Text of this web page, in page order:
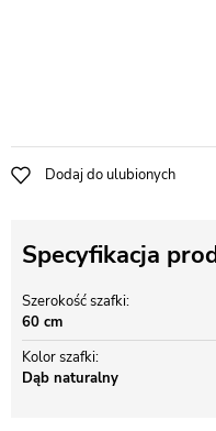
Dodaj do ulubionych
Specyfikacja
Szerokość szafki
60 cm
Kolor szafki
Dąb naturalny